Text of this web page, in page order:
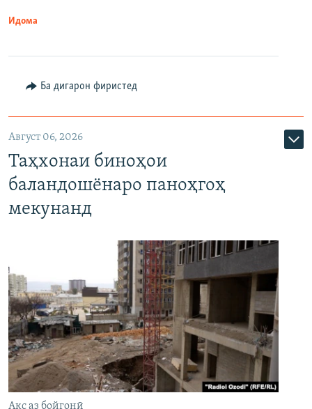
Идома
Ба дигарон фиристед
Август 06, 2026
Таҳхонаи биноҳои
баландошёнаро паноҳгоҳ
мекунанд
Акс аз бойгонӣ